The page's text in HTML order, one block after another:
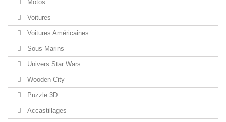
Motos
Voitures
Voitures Américaines
Sous Marins
Univers Star Wars
Wooden City
Puzzle 3D
Accastillages